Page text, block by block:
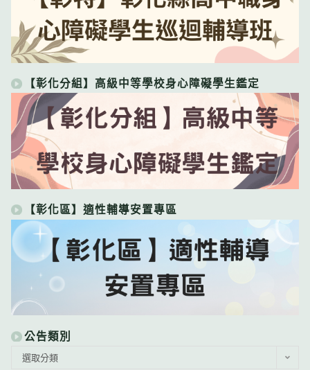
【彰化分組】高級中等學校身心障礙學生鑑定
【彰化區】適性輔導安置專區
公告類別
選取分類